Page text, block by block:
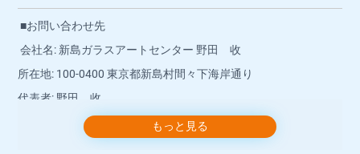
■お問い合わせ先
会社名: 新島ガラスアートセンター 野田 收
所在地: 100-0400 東京都新島村間々下海岸通り
代表者: 野田 收
運営責任者: 野田 收
もっと見る